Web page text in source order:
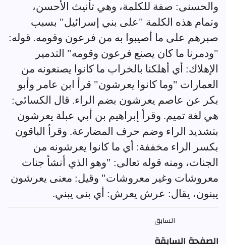
والحسنى: صفة للكلمة، وهي تأنيث الأحسن،
وتمام هذه الكلمة "على بني إسرائيل" بسبب
صبرهم على ما أصيبوا به من فرعون وقومه. قوله:
"ودمرنا ما كان يصنع فرعون وقومه" التدمير
الإهلاك: أي أهلكنا بالخراب ما كانوا يصنعونه من
العمارات "وما كانوا يعرشون" قرأ ابن عامر وأبو
بكر عن عاصم يعرشون بضم الراء. قال الكسائي:
هي لغة تميم. وقرأ إبراهيم بن أبي عبلة يعرشون
بتشديد الراء وضم حرف المضارعة. وقرأ الباقون
بكسر الراء مخففة: أي ما كانوا يعرشونه من
الجنات، ومنه قوله تعالى: "وهو الذي أنشأ جنات
معروشات وغير معروشات" وقيل: معنى يعرشون
يبنون، يقال: عرش يعرش: أي بنى يبني.
السابق
الصفحة السابقة